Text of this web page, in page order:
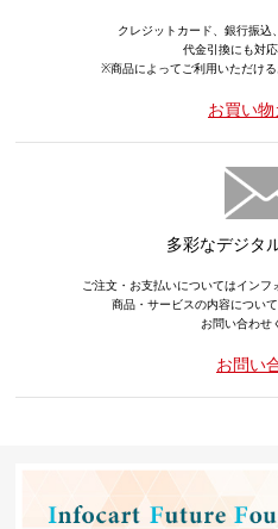
クレジットカード、銀行振込
代金引換にも対応
※商品によってご利用いただける
お買い物
多彩なデジタ
ご注文・お支払いについてはインフ
商品・サービスの内容につい
お問い合わせ
お問い